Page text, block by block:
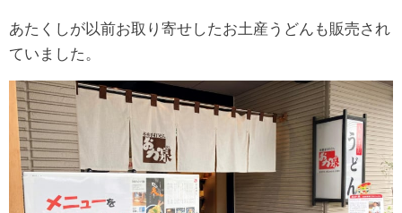
あたくしが以前お取り寄せしたお土産うどんも販売され
ていました。